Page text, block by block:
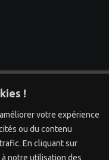
!
votre expérience
ou du contenu
En cliquant sur
notre utilisation des